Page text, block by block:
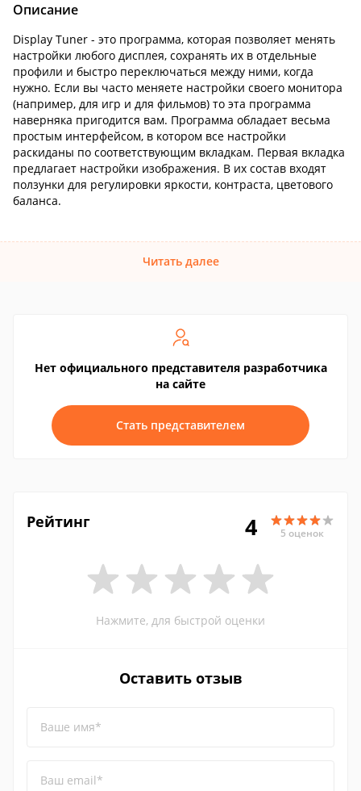
Описание
Display Tuner - это программа, которая позволяет менять
настройки любого дисплея, сохранять их в отдельные
профили и быстро переключаться между ними, когда
нужно. Если вы часто меняете настройки своего монитора
(например, для игр и для фильмов) то эта программа
наверняка пригодится вам. Программа обладает весьма
простым интерфейсом, в котором все настройки
раскиданы по соответствующим вкладкам. Первая вкладка
предлагает настройки изображения. В их состав входят
ползунки для регулировки яркости, контраста, цветового
баланса.
Читать далее
Нет официального представителя разработчика
на сайте
Стать представителем
Рейтинг 4 5 оценок
Нажмите, для быстрой оценки
Оставить отзыв
Ваше имя*
Ваш email*